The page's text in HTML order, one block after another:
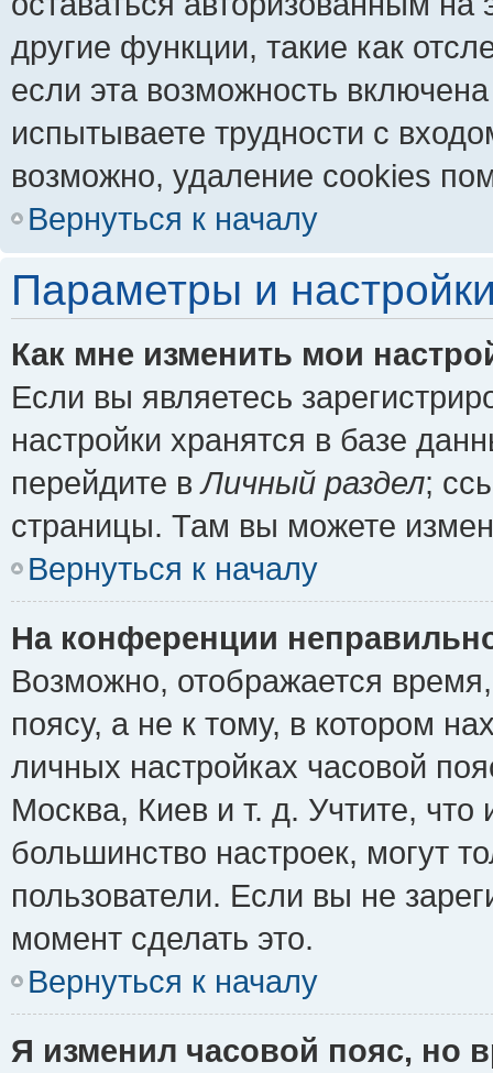
другие функции, такие как
если эта возможность
испытываете трудности с
возможно, удаление cookies
Вернуться к началу
Параметры и
Как мне изменить мои
Если вы являетесь
настройки хранятся в базе
перейдите вЛичный раздел;
страницы. Там вы можете
Вернуться к началу
На конференции
Возможно, отображается
поясу, а не к тому, в котором
личных настройках часовой
Москва, Киев и т. д. Учтите, что
большинство настроек, могут
пользователи. Если вы не
момент сделать это.
Вернуться к началу
Я изменил часовой пояс, но